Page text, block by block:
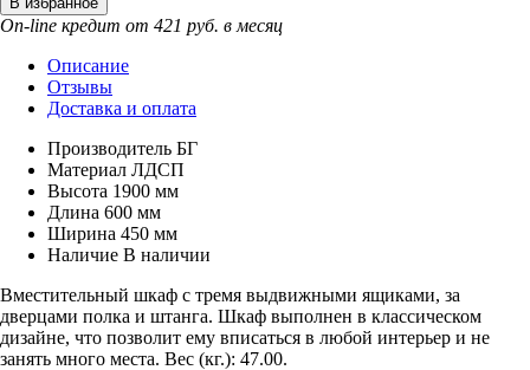
On-line кредит от 421 руб. в месяц
Описание
Отзывы
Доставка и оплата
Производитель БГ
Материал ЛДСП
Высота 1900 мм
Длина 600 мм
Ширина 450 мм
Наличие В наличии
Вместительный шкаф с тремя выдвижными ящиками, за
дверцами полка и штанга. Шкаф выполнен в классическом
дизайне, что позволит ему вписаться в любой интерьер и не
занять много места. Вес (кг.): 47.00.